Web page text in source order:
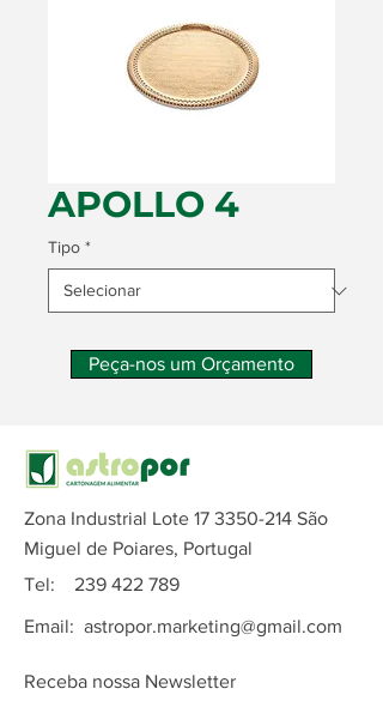
APOLLO 4
Tipo *
Peça-nos um Orçamento
Zona Industrial Lote 17 3350-214 São
Miguel de Poiares, Portugal
Tel: 239 422 789
Email: astropor.marketing@gmail.com
Receba nossa Newsletter